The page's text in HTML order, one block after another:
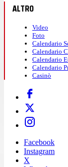
ALTRO
Video
Foto
Calendario
Calendario
Calendario
Calendario
Casinò
Facebook
Instagram
X